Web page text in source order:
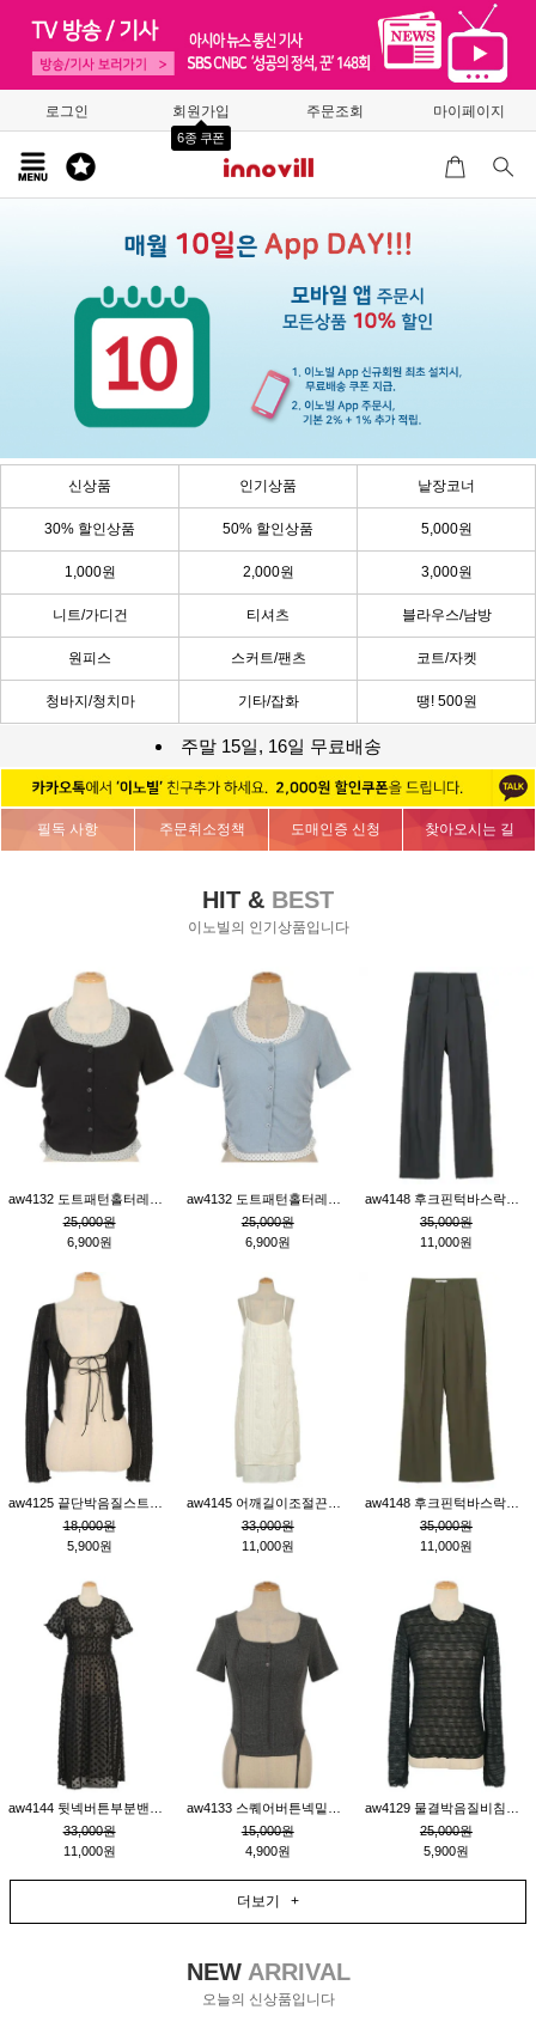
로그인 회원가입
6종 쿠폰
주문조회 마이페이지
신상품 인기상품 낱장코너
30% 할인상품 50% 할인상품 5,000원
1,000원 2,000원 3,000원
니트/가디건 티셔츠 블라우스/남방
원피스 스커트/팬츠 코트/자켓
청바지/청치마 기타/잡화 땡! 500원
주말 15일, 16일 무료배송
필독 사항 주문취소정책 도매인증 신청 찾아오시는 길
HIT & BEST
이노빌의 인기상품입니다
25,000원
6,900원
25,000원
6,900원
35,000원
11,000원
18,000원
5,900원
33,000원
11,000원
35,000원
11,000원
33,000원
11,000원
15,000원
4,900원
25,000원
5,900원
더보기 +
NEWARRIVAL
오늘의 신상품입니다